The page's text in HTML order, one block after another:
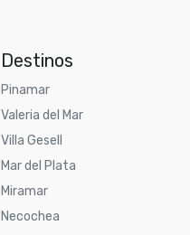
Destinos
Pinamar
Valeria del Mar
Villa Gesell
Mar del Plata
Miramar
Necochea